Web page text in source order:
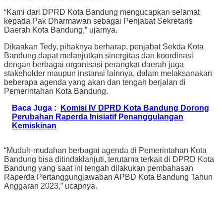
“Kami dari DPRD Kota Bandung mengucapkan selamat
kepada Pak Dharmawan sebagai Penjabat Sekretaris
Daerah Kota Bandung,” ujarnya.
Dikaakan Tedy, pihaknya berharap, penjabat Sekda Kota
Bandung dapat melanjutkan sinergitas dan koordinasi
dengan berbagai organisasi perangkat daerah juga
stakeholder maupun instansi lainnya, dalam melaksanakan
beberapa agenda yang akan dan tengah berjalan di
Pemerintahan Kota Bandung.
Baca Juga :
Komisi IV DPRD Kota Bandung Dorong
Perubahan Raperda Inisiatif Penanggulangan
Kemiskinan
“Mudah-mudahan berbagai agenda di Pemerintahan Kota
Bandung bisa ditindaklanjuti, terutama terkait di DPRD Kota
Bandung yang saat ini tengah dilakukan pembahasan
Raperda Pertanggungjawaban APBD Kota Bandung Tahun
Anggaran 2023,” ucapnya.